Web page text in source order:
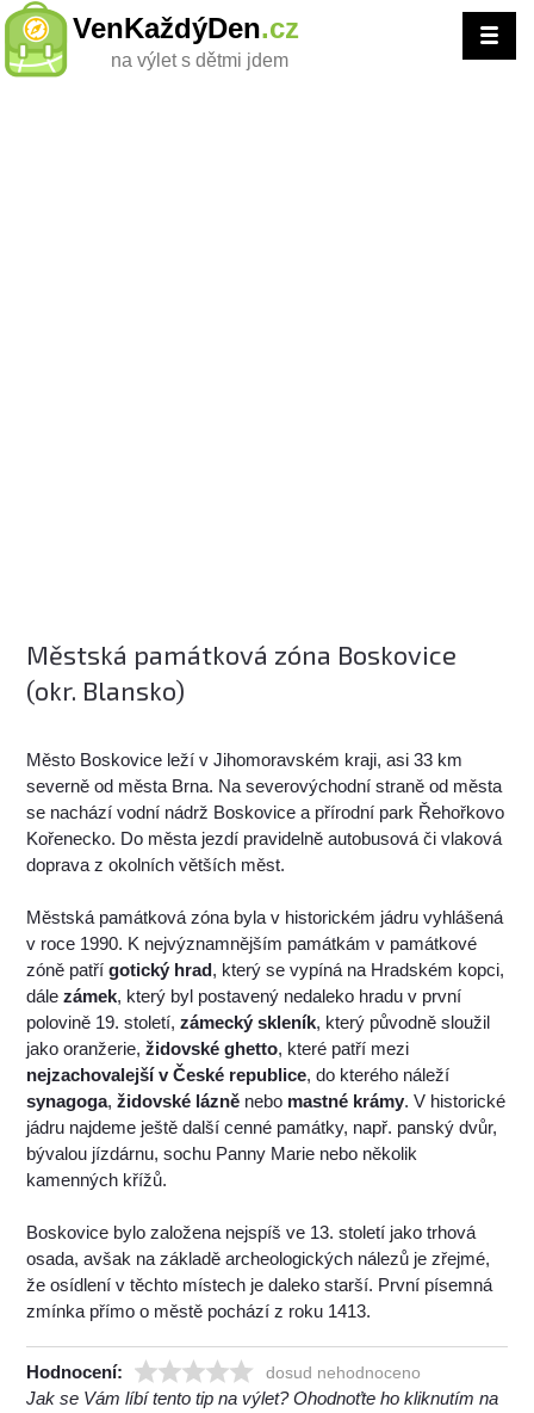
VenKaždýDen.cz
na výlet s dětmi jdem
Městská památková zóna Boskovice
(okr. Blansko)
Město Boskovice leží v Jihomoravském kraji, asi 33 km
severně od města Brna. Na severovýchodní straně od města
se nachází vodní nádrž Boskovice a přírodní park Řehořkovo
Kořenecko. Do města jezdí pravidelně autobusová či vlaková
doprava z okolních větších měst.
Městská památková zóna byla v historickém jádru vyhlášená
v roce 1990. K nejvýznamnějším památkám v památkové
zóně patřígotický hrad, který se vypíná na Hradském kopci,
dálezámek, který byl postavený nedaleko hradu v první
polovině 19. století,zámecký skleník, který původně sloužil
jako oranžerie,židovské ghetto, které patří mezi
nejzachovalejší v České republice, do kterého náleží
synagoga,židovské lázně nebo mastné krámy. V historické
jádru najdeme ještě další cenné památky, např. panský dvůr,
bývalou jízdárnu, sochu Panny Marie nebo několik
kamenných křížů.
Boskovice bylo založena nejspíš ve 13. století jako trhová
osada, avšak na základě archeologických nálezů je zřejmé,
že osídlení v těchto místech je daleko starší. První písemná
zmínka přímo o městě pochází z roku 1413.
Hodnocení: dosud nehodnoceno
Jak se Vám líbí tento tip na výlet? Ohodnoťte ho kliknutím na